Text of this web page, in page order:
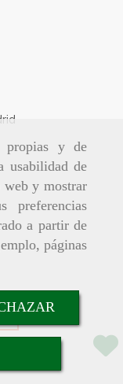
propias y de
usabilidad de
web y mostrar
preferencias
a partir de
páginas